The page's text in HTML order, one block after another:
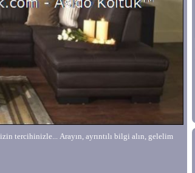
tercihinizle... Arayın, ayrıntılı bilgi alın, gelelim